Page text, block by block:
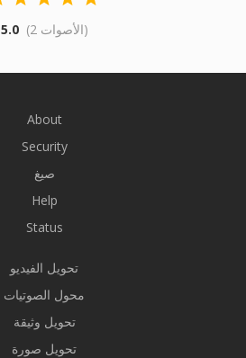
5.0 (2 الأصوات)
About
Security
صيغ
Help
Status
تحويل الفيديو
محول الصوتيات
تحويل وثيقة
تحويل صورة